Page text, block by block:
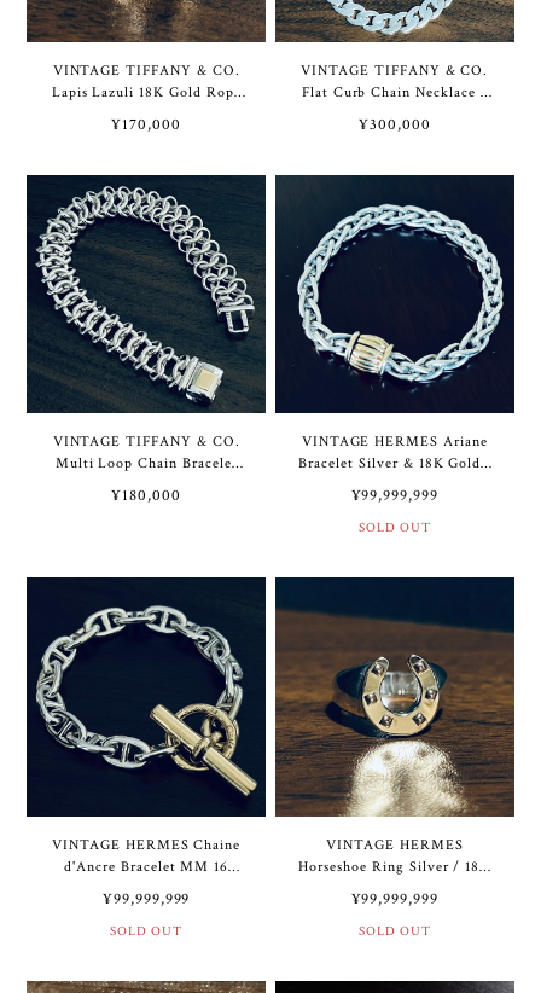
VINTAGE TIFFANY & CO.
Lapis Lazuli 18K Gold Rope
テージ ティファニー ラピス
リング スターリング シルバ
ー
¥170,000
VINTAGE TIFFANY & CO.
Flat Curb Chain Necklace /
ヴィンテージ ティファニー
ックレス / 2重 ブレスレット
スターリング シルバー
¥300,000
VINTAGE TIFFANY & CO.
Multi Loop Chain Bracelet
Sterling Silver | ヴィンテー
ジ ティファニー マルチ ルー
¥180,000
VINTAGE HERMES Ariane
Bracelet Silver & 18K Gold |
ヴィンテージ エルメス アリ
アン ブレスレット シルバー
& 18K ゴールド
¥99,999,999
SOLD OUT
VINTAGE HERMES Chaine
d'Ancre Bracelet MM 16
ィンテージ エルメス シェー
ヌ ダンクル ブレスレット
¥99,999,999
SOLD OUT
VINTAGE HERMES
Horseshoe Ring Silver / 18K
ス ホースシュー リング シル
バー / 18K ゴールド
¥99,999,999
SOLD OUT